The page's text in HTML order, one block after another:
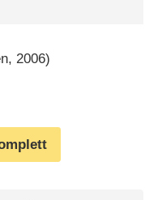
2006)